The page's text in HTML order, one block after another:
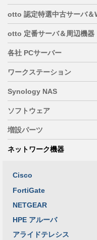
otto 認定特選中古サーバ＆
otto 定番サーバ＆周辺機器
各社 PCサーバー
ワークステーション
Synology NAS
ソフトウェア
増設パーツ
ネットワーク機器
Cisco
FortiGate
NETGEAR
HPE アルーバ
アライドテレシス